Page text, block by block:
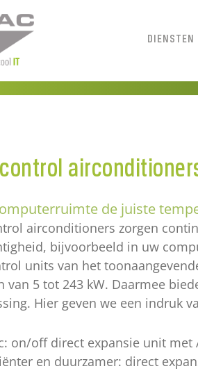
DIENSTEN
de juiste
airconditioners zorgen
bijvoorbeeld in uw
units van het
van 5 tot 243 kW. Daarmee
Hier geven we een indruk
on/off direct expansie unit met
en duurzamer: direct